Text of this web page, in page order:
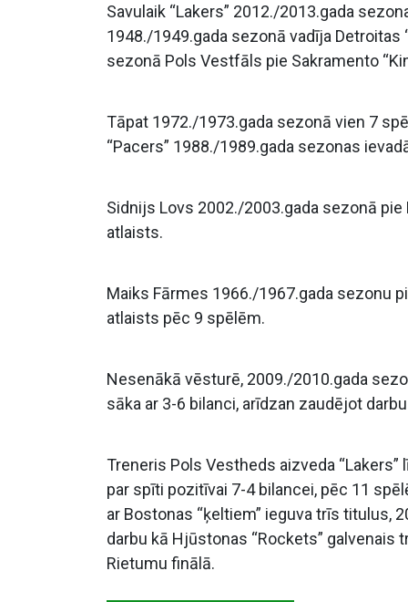
Savulaik “Lakers” 2012./2013.gada
1948./1949.gada sezonā vadīja
sezonā Pols Vestfāls pie Sakramento
Tāpat 1972./1973.gada sezonā vien 7
“Pacers” 1988./1989.gada sezonas
Sidnijs Lovs 2002./2003.gada sezonā
atlaists.
Maiks Fārmes 1966./1967.gada sezonu
atlaists pēc 9 spēlēm.
Nesenākā vēsturē, 2009./2010.gada
sāka ar 3-6 bilanci, arīdzan zaudējot
Treneris Pols Vestheds aizveda
par spīti pozitīvai 7-4 bilancei, pēc 11
ar Bostonas “ķeltiem” ieguva trīs titulus,
darbu kā Hjūstonas “Rockets”
Rietumu finālā.